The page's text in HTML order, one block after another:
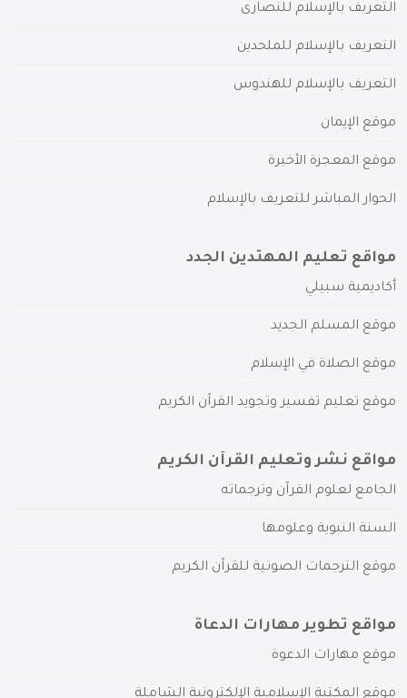
التعريف بالإسلام للنصارى
التعريف بالإسلام للملحدين
التعريف بالإسلام للهندوس
موقع الإيمان
موقع المعجزة الأخيرة
الحوار المباشر للتعريف بالإسلام
مواقع تعليم المهتدين الجدد
أكاديمية سبيلي
موقع المسلم الجديد
موقع الصلاة في الإسلام
موقع تعليم تفسير وتجويد القرآن الكريم
مواقع نشر وتعليم القرآن الكريم
الجامع لعلوم القرآن وترجماته
السنة النبوية وعلومها
موقع الترجمات الصوتية للقرآن الكريم
مواقع تطوير مهارات الدعاة
موقع مهارات الدعوة
موقع المكتبة الإسلامية الإلكترونية الشاملة